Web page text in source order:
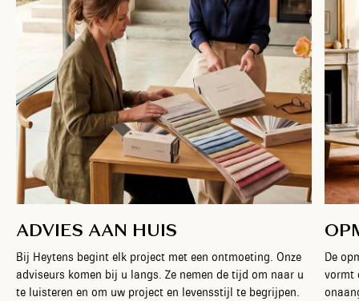
ADVIES AAN HUIS
Bij Heytens begint elk project met een ontmoeting. Onze
adviseurs komen bij u langs. Ze nemen de tijd om naar u
te luisteren en om uw project en levensstijl te begrijpen.
De
vormt